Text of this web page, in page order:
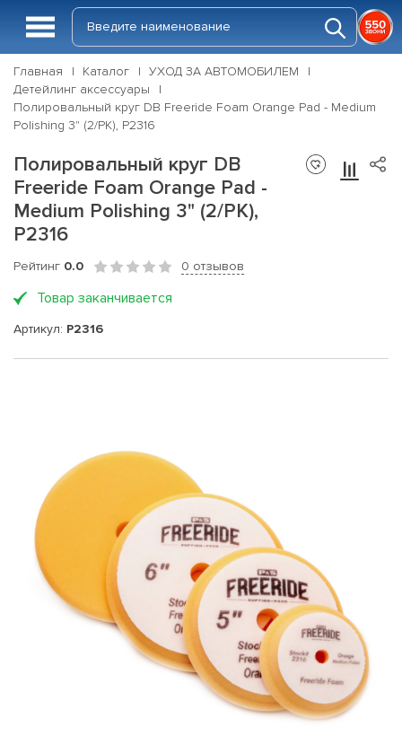
Главная Каталог
УХОД ЗА АВТОМОБИЛЕМ
Детейлинг аксессуары
Полировальный круг DB Freeride Foam Orange Pad - Medium
Polishing 3" (2/PK), P2316
Полировальный круг DB
Freeride Foam Orange Pad -
Medium Polishing 3" (2/PK),
P2316
Рейтинг 0.0 0 отзывов
Товар заканчивается
Артикул: P2316